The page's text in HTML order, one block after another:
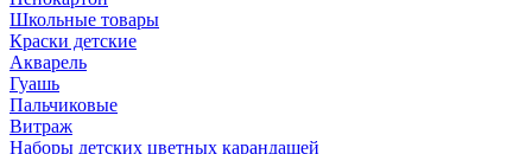
Школьные товары
Краски детские
Акварель
Гуашь
Пальчиковые
Витраж
Наборы детских цветных карандашей